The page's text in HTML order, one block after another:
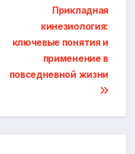
Прикладная
кинезиология:
ключевые понятия и
применение в
повседневной жизни